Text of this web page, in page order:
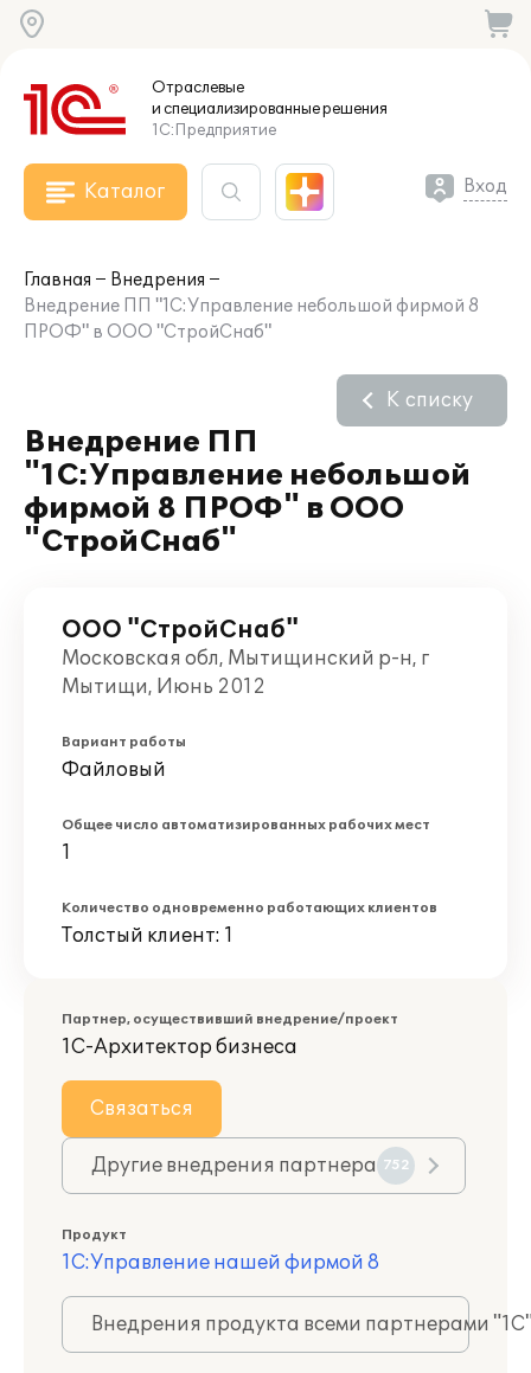
Отраслевые
и специализированныерешения
1С:Предприятие
Каталог Вход
Главная
Внедрения
Внедрение ПП "1С:Управление небольшой фирмой 8
ПРОФ" в ООО "СтройСнаб"
Внедрение ПП
"1С:Управление небольшой
фирмой 8 ПРОФ" в ООО
"СтройСнаб"
К списку
ООО "СтройСнаб"
Московская обл, Мытищинский р-н, г
Мытищи, Июнь 2012
Вариант работы
Файловый
Общее число автоматизированных рабочих мест
1
Количество одновременно работающих клиентов
Толстый клиент: 1
Партнер, осуществивший внедрение/проект
1С-Архитектор бизнеса
Связаться
Другие внедрения партнера 752
Продукт
1С:Управление нашей фирмой 8
Внедрения продукта всеми партнерами